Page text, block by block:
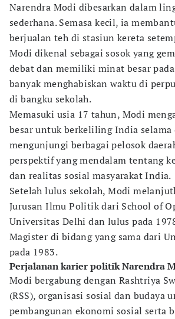
Narendra Modi dibesarkan dalam
sederhana. Semasa kecil, ia
berjualan teh di stasiun kereta
Modi dikenal sebagai sosok yang
debat dan memiliki minat besar
banyak menghabiskan waktu di
di bangku sekolah.
Memasuki usia 17 tahun, Modi
besar untuk berkeliling India selama
mengunjungi berbagai pelosok
perspektif yang mendalam tentang
dan realitas sosial masyarakat India.
Setelah lulus sekolah, Modi
Jurusan Ilmu Politik dari School of
Universitas Delhi dan lulus pada
Magister di bidang yang sama dari
pada 1983.
Perjalanan karier politik Narendra
Modi bergabung dengan Rashtriya
(RSS), organisasi sosial dan budaya
pembangunan ekonomi sosial serta